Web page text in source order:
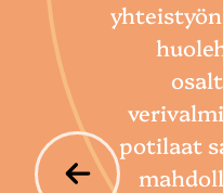
potilaat